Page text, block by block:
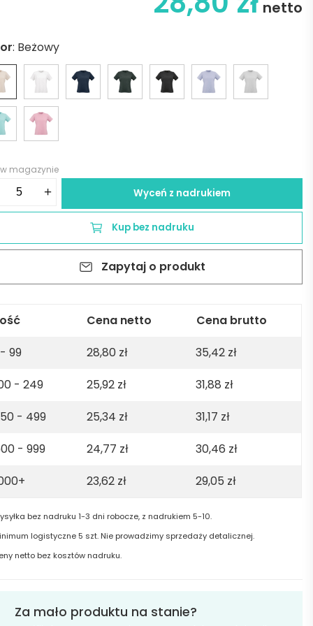
netto
: Beżowy
magazynie
+ Wyceń z nadrukiem
Kup bez nadruku
Zapytaj o produkt
Cena netto
Cena brutto
- 99
28,80 zł 35,42 zł
- 249
25,92 zł 31,88 zł
- 499
25,34 zł 31,17 zł
- 999
24,77 zł 30,46 zł
23,62 zł 29,05 zł
bez nadruku 1-3 dni robocze, z nadrukiem 5-10.
logistyczne 5 szt. Nie prowadzimy sprzedaży detalicznej.
netto bez kosztów nadruku.
Za mało produktu na stanie?